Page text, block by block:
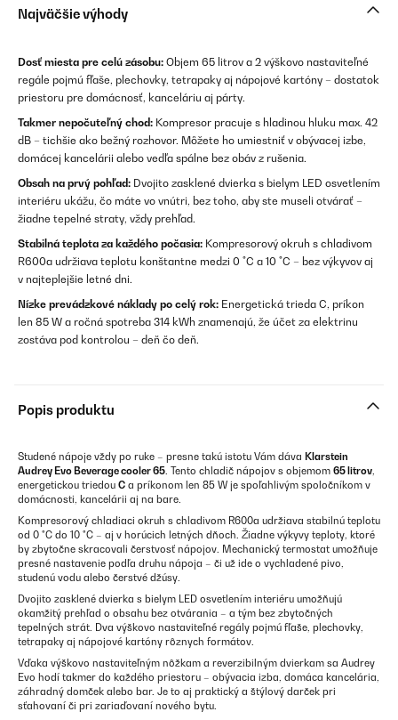
Najväčšie výhody
Dosť miesta pre celú zásobu: Objem 65 litrov a 2 výškovo nastaviteľné
regále pojmú fľaše, plechovky, tetrapaky aj nápojové kartóny – dostatok
priestoru pre domácnosť, kanceláriu aj párty.
Takmer nepočuteľný chod: Kompresor pracuje s hladinou hluku max. 42
dB – tichšie ako bežný rozhovor. Môžete ho umiestniť v obývacej izbe,
domácej kancelárii alebo vedľa spálne bez obáv z rušenia.
Obsah na prvý pohľad: Dvojito zasklené dvierka s bielym LED osvetlením
interiéru ukážu, čo máte vo vnútri, bez toho, aby ste museli otvárať –
žiadne tepelné straty, vždy prehľad.
Stabilná teplota za každého počasia: Kompresorový okruh s chladivom
R600a udržiava teplotu konštantne medzi 0 °C a 10 °C – bez výkyvov aj
v najteplejšie letné dni.
Nízke prevádzkové náklady po celý rok: Energetická trieda C, príkon
len 85 W a ročná spotreba 314 kWh znamenajú, že účet za elektrinu
zostáva pod kontrolou – deň čo deň.
Popis produktu
Studené nápoje vždy po ruke – presne takú istotu Vám dáva Klarstein
Audrey Evo Beverage cooler 65. Tento chladič nápojov s objemom 65 litrov,
energetickou triedou C a príkonom len 85 W je spoľahlivým spoločníkom v
domácnosti, kancelárii aj na bare.
Kompresorový chladiaci okruh s chladivom R600a udržiava stabilnú teplotu
od 0 °C do 10 °C – aj v horúcich letných dňoch. Žiadne výkyvy teploty, ktoré
by zbytočne skracovali čerstvosť nápojov. Mechanický termostat umožňuje
presné nastavenie podľa druhu nápoja – či už ide o vychladené pivo,
studenú vodu alebo čerstvé džúsy.
Dvojito zasklené dvierka s bielym LED osvetlením interiéru umožňujú
okamžitý prehľad o obsahu bez otvárania – a tým bez zbytočných
tepelných strát. Dva výškovo nastaviteľné regály pojmú fľaše, plechovky,
tetrapaky aj nápojové kartóny rôznych formátov.
Vďaka výškovo nastaviteľným nôžkam a reverzibilným dvierkam sa Audrey
Evo hodí takmer do každého priestoru – obývacia izba, domáca kancelária,
záhradný domček alebo bar. Je to aj praktický a štýlový darček pri
sťahovaní či pri zariaďovaní nového bytu.